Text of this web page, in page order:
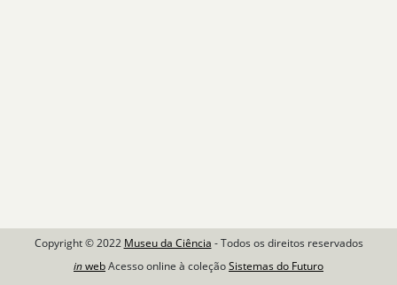
Copyright © 2022 Museu da Ciência - Todos os direitos reservados
inwebAcesso online à coleçãoSistemas do Futuro